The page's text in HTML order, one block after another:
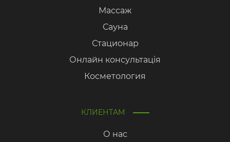
Массаж
Сауна
Стационар
Онлайн консультація
Косметология
КЛИЕНТАМ
О нас